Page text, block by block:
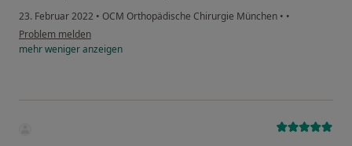
23. Februar 2022 • OCM Orthopädische Chirurgie München • •
Problem melden
mehrwenigeranzeigen